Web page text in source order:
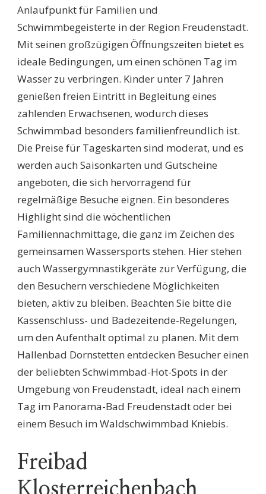
Anlaufpunkt für Familien und
Schwimmbegeisterte in der Region Freudenstadt.
Mit seinen großzügigen Öffnungszeiten bietet es
ideale Bedingungen, um einen schönen Tag im
Wasser zu verbringen. Kinder unter 7 Jahren
genießen freien Eintritt in Begleitung eines
zahlenden Erwachsenen, wodurch dieses
Schwimmbad besonders familienfreundlich ist.
Die Preise für Tageskarten sind moderat, und es
werden auch Saisonkarten und Gutscheine
angeboten, die sich hervorragend für
regelmäßige Besuche eignen. Ein besonderes
Highlight sind die wöchentlichen
Familiennachmittage, die ganz im Zeichen des
gemeinsamen Wassersports stehen. Hier stehen
auch Wassergymnastikgeräte zur Verfügung, die
den Besuchern verschiedene Möglichkeiten
bieten, aktiv zu bleiben. Beachten Sie bitte die
Kassenschluss- und Badezeitende-Regelungen,
um den Aufenthalt optimal zu planen. Mit dem
Hallenbad Dornstetten entdecken Besucher einen
der beliebten Schwimmbad-Hot-Spots in der
Umgebung von Freudenstadt, ideal nach einem
Tag im Panorama-Bad Freudenstadt oder bei
einem Besuch im Waldschwimmbad Kniebis.
Freibad
Klosterreichenbach